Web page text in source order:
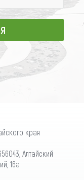
края
Алтайский
16а